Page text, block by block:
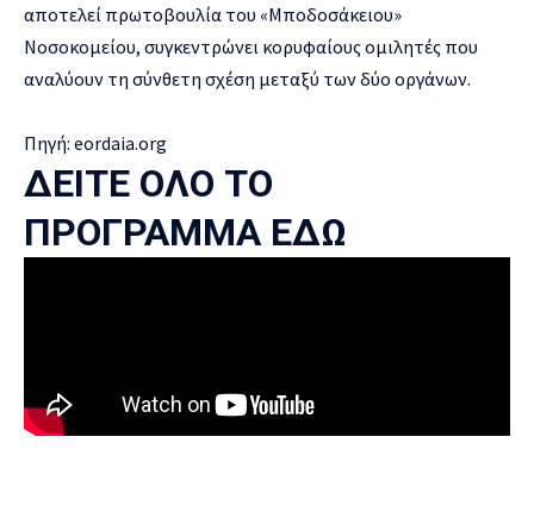
αποτελεί πρωτοβουλία του «Μποδοσάκειου»
Νοσοκομείου, συγκεντρώνει κορυφαίους ομιλητές που
αναλύουν τη σύνθετη σχέση μεταξύ των δύο οργάνων.
Πηγή: eordaia.org
ΔΕΙΤΕ ΟΛΟ ΤΟ
ΠΡΟΓΡΑΜΜΑ ΕΔΩ